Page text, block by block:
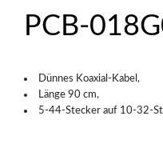
PCB-
Dünnes Koaxial-Kabel,
Länge 90 cm,
5-44-Stecker auf 10-32-